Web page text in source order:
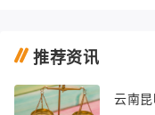
推荐资讯
云南